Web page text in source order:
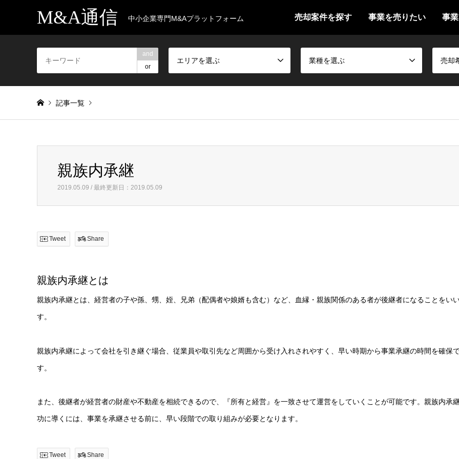
M&A通信 中小企業専門M&Aプラットフォーム 売却案件を探す 事業を売りたい 事
and
or
エリアを選ぶ 業種を選ぶ 売却
記事一覧
親族内承継親族内承継
2019.05.09 / 最終更新日：2019.05.09
Tweet Share
親族内承継とは
親族内承継とは、経営者の子や孫、甥、姪、兄弟（配偶者や娘婿も含む）など、血縁・親族関係のある者が後継者になることをい
す。
親族内承継によって会社を引き継ぐ場合、従業員や取引先など周囲から受け入れされやすく、早い時期から事業承継の時間を確保
す。
また、後継者が経営者の財産や不動産を相続できるので、『所有と経営』を一致させて運営をしていくことが可能です。親族内承
功に導くには、事業を承継させる前に、早い段階での取り組みが必要となります。
Tweet Share